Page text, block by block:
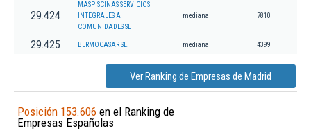
29.424
MASPISCINAS SERVICIOS
INTEGRALES A
COMUNIDADES SL
mediana 7810
29.425 BERMOCASAR SL. mediana 4399
Ver Ranking de Empresas de Madrid
Posición 153.606 en el Ranking de
Empresas Españolas